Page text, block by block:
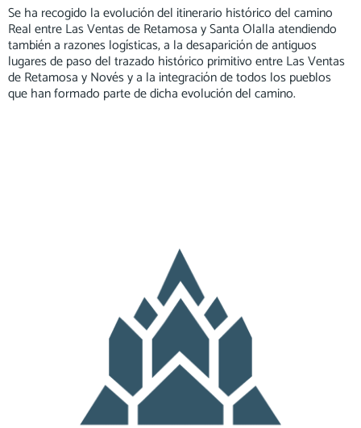
Se ha recogido la evolución del itinerario histórico del camino
Real entre Las Ventas de Retamosa y Santa Olalla atendiendo
también a razones logísticas, a la desaparición de antiguos
lugares de paso del trazado histórico primitivo entre Las Ventas
de Retamosa y Novés y a la integración de todos los pueblos
que han formado parte de dicha evolución del camino.